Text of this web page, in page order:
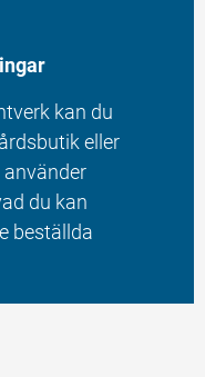
kan du
eller
använder
du kan
beställda